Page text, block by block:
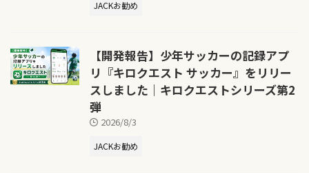
JACKお勧め
【開発報告】少年サッカーの記録アプ
リ『キロクエスト サッカー』をリリー
スしました｜キロクエストシリーズ第2
弾
2026/8/3
JACKお勧め